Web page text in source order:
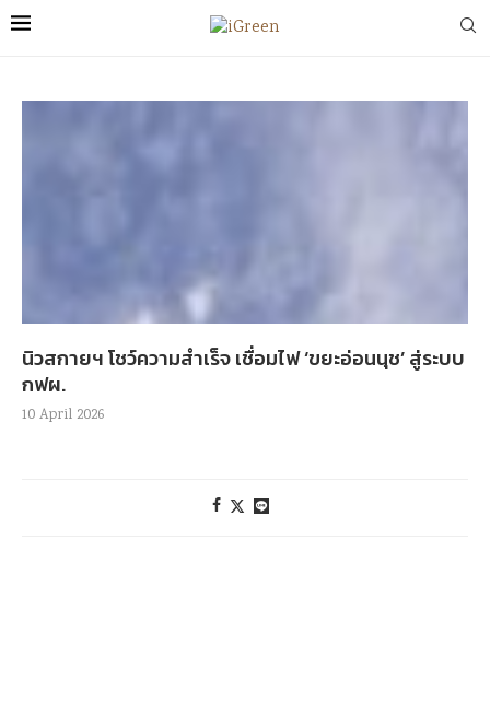
นิวสกายฯ โชว์ความสำเร็จ เชื่อมไฟ ‘ขยะอ่อนนุช’ สู่ระบบ
กฟผ.
10 April 2026